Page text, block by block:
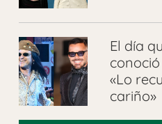
El día
«Lo
cariño»